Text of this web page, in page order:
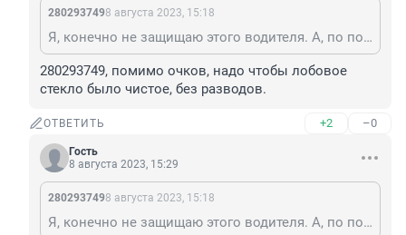
2802937498 августа 2023, 15:18
Я, конечно не защищаю этого водителя. А, по поводу солнца соглашусь. Если солнце светит прямо в глаза- нужны хорошие очки. Бывает такое, ехать невозможно, слепит ужасно.На них многие водители жалеют денег
280293749, помимо очков, надо чтобы лобовое
стекло было чистое, без разводов.
ОТВЕТИТЬ +2 –0
Гость
8 августа 2023, 15:29
2802937498 августа 2023, 15:18
Я, конечно не защищаю этого водителя. А, по поводу солнца соглашусь. Если солнце светит прямо в глаза- нужны хорошие очки. Бывает такое, ехать невозможно, слепит ужасно.На них многие водители жалеют денег